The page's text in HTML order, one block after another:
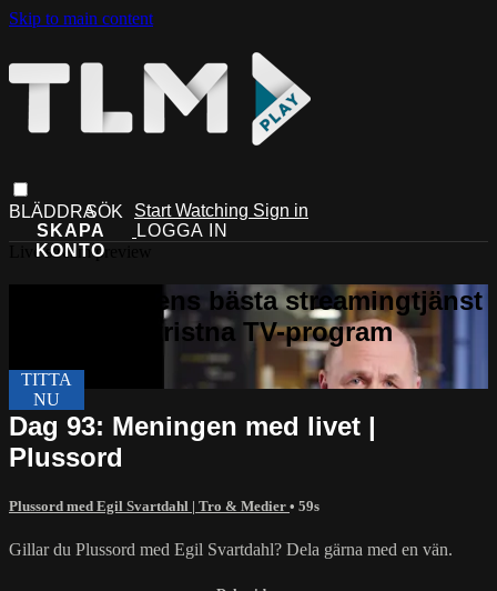
Skip to main content
Start Watching Sign in
Live stream preview
Dag 93: Meningen med livet |
Plussord
Plussord med Egil Svartdahl | Tro & Medier • 59s
Gillar du Plussord med Egil Svartdahl? Dela gärna med en vän.